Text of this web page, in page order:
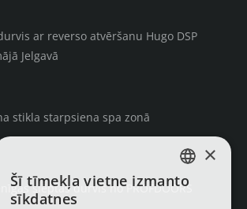
ar reverso atvēršanu Hugo DSP
Jelgavā
stikla starpsiena spa zonā
slēptās durvis no PROFDOORSLATVIAN
×
Šī tīmekļa vietne izmanto
sīkdatnes